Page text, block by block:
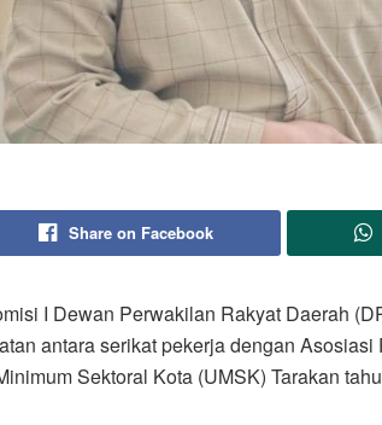
Share on Facebook
I Dewan Perwakilan Rakyat Daerah
antara serikat pekerja dengan
Sektoral Kota (UMSK) Tarakan